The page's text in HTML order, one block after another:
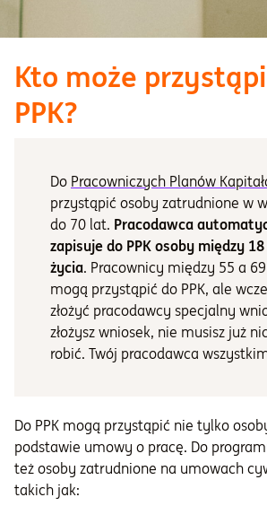
Kto może
PPK?
Do Pracowniczych Planów
przystąpić osoby zatrudnione w
do 70 lat. Pracodawca
zapisuje do PPK osoby między
życia. Pracownicy między 55 a
mogą przystąpić do PPK, ale
złożyć pracodawcy specjalny
złożysz wniosek, nie musisz już
robić. Twój pracodawca
Do PPK mogą przystąpić nie tylko
podstawie umowy o pracę. Do
też osoby zatrudnione na umowach
takich jak: